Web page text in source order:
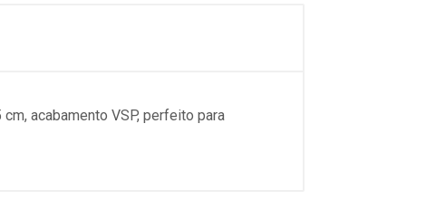
acabamento VSP, perfeito para